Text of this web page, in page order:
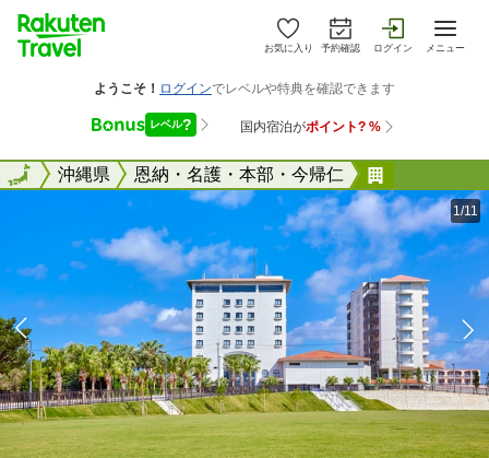
お気に入り 予約確認 ログイン メニュー
全国沖縄県 恩納・名護・本部・今帰仁
全国
1/11